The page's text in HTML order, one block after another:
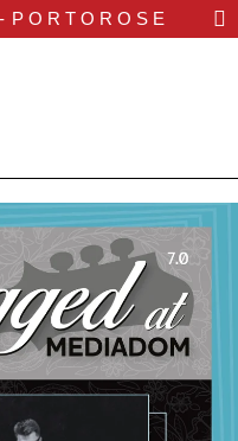
PORTOROSE